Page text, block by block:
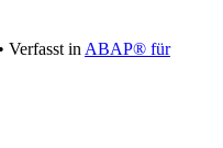
Verfasst in ABAP® für